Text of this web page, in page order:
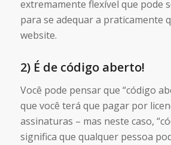
extremamente flexível que pode
para se adequar a praticamente
website.
2) É de código aberto!
Você pode pensar que “código
que você terá que pagar por
assinaturas – mas neste caso,
significa que qualquer pessoa